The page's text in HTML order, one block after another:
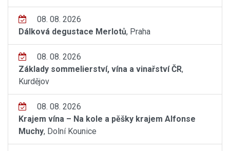
08. 08. 2026
Dálková degustace Merlotů, Praha
08. 08. 2026
Základy sommelierství, vína a vinařství ČR,
Kurdějov
08. 08. 2026
Krajem vína – Na kole a pěšky krajem Alfonse
Muchy, Dolní Kounice